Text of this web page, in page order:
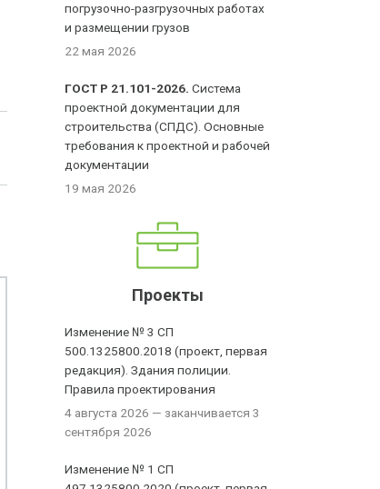
погрузочно-разгрузочных работах
и размещении грузов
22 мая 2026
ГОСТ Р 21.101-2026. Система
проектной документации для
строительства (СПДС). Основные
требования к проектной и рабочей
документации
19 мая 2026
Проекты
Изменение № 3 СП
500.1325800.2018 (проект, первая
редакция). Здания полиции.
Правила проектирования
4 августа 2026 — заканчивается 3
сентября 2026
Изменение № 1 СП